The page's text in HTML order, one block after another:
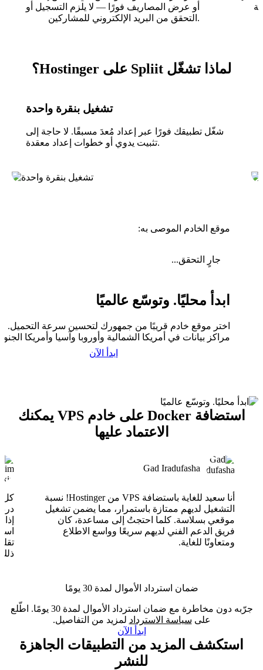
أو عرض المصاريف فورًا — لا يلزم التسجيل أو
التحقق من البريد الإلكتروني للمشاركين.
لماذا تشغّل Spliit على Hostinger؟
تشغيل بنقرة واحدة
شغّل تطبيقك فورًا عبر إعداد مُعدَ مسبقًا. لا حاجة إلى
تثبيت يدوي أو خطوات إعداد معقدة.
موقع الخادم الموصى به:
جارٍ التحقق...
ابدأ محليًا. وتوسّع عالميًا
اختر موقع خادم قريبًا من جمهورك لتحسين سرعة التحميل.
مراكز بيانات في أمريكا الشمالية وأوروبا وآسيا وأمريكا
ابدأ الآن
استضافة Docker على خادم VPS يمكنك
الاعتماد عليها
Gad Iradufasha
أنا سعيد للغاية باستضافة VPS من Hostinger! نسبة
التشغيل لديهم ممتازة باستمرار، مما يضمن تشغيل
موقعي بسلاسة. كلما احتجتُ إلى مساعدة، كان
فريق الدعم الفني لديهم سريعًا وواسع الاطلاع
ومتعاونًا للغاية.
ضمان استرداد الأموال لمدة 30 يومًا
جرّبه دون مخاطرة مع ضمان استرداد الأموال لمدة 30 يومًا. اطّلع
على سياسة الاسترداد لمزيد من التفاصيل.
ابدأ الآن
استكشف المزيد من التطبيقات الجاهزة
للنشر